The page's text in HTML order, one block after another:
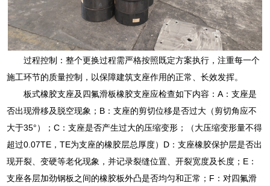
过程控制：整个更换过程需严格按照既定方案执行，注重每一个
施工环节的质量控制，以保障建筑支座作用的正常、长效发挥。
板式橡胶支座及四氟滑板橡胶支座应检查如下内容：A：支座是
否出现滑移及脱空现象；B：支座的剪切位移是否过大（剪切角应不
大于35°）；C：支座是否产生过大的压缩变形；（大压缩变形量不得
超过0.07TE，TE为支座的橡胶层总厚度）D：支座橡胶保护层是否出
现开裂、变硬等老化现象，并记录裂缝位置、开裂宽度及长度；E：
支座各层加劲钢板之间的橡胶板外凸是否均匀和正常；F：对四氟滑